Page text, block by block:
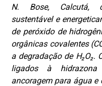
N. Bose, Calcutá,
sustentável e
de peróxido de
orgânicas covalentes
a degradação de H₂O₂.
ligados à
ancoragem para água